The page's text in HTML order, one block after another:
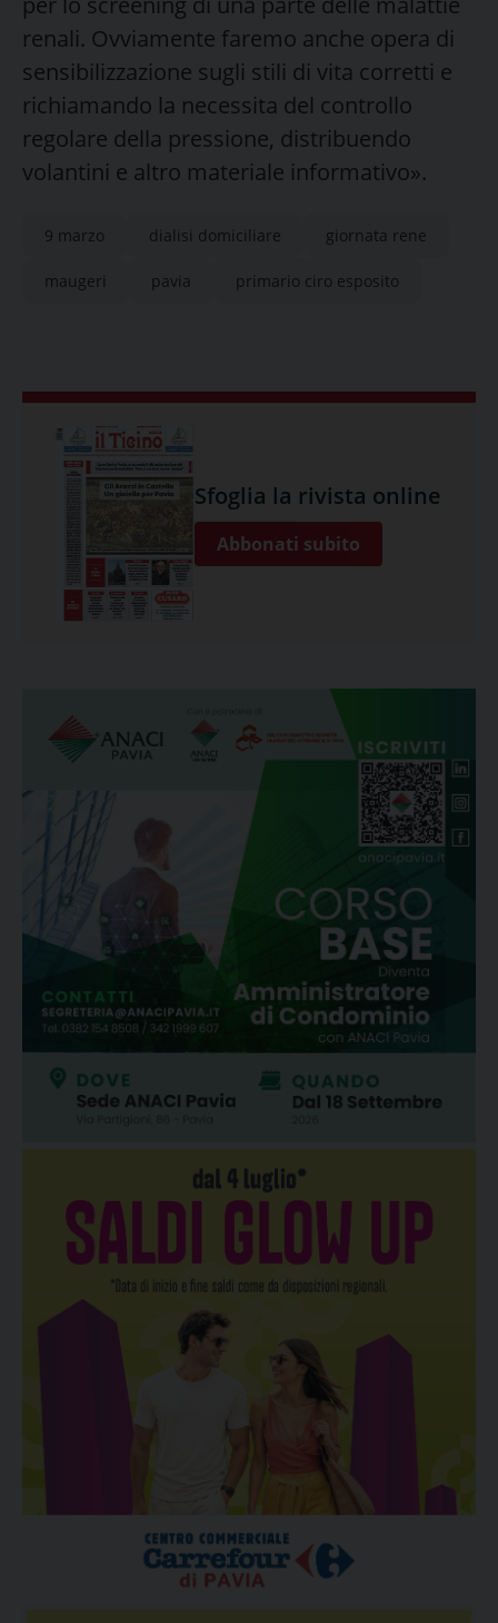
renali. Ovviamente faremo anche opera di
sensibilizzazione sugli stili di vita corretti e
richiamando la necessita del controllo
regolare della pressione, distribuendo
volantini e altro materiale informativo».
9 marzo dialisi domiciliare giornata rene
maugeri pavia primario ciro esposito
Sfoglia la rivista online
Abbonati subito